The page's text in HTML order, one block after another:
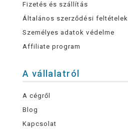
Fizetés és szállítás
Általános szerződési feltételek
Személyes adatok védelme
Affiliate program
A vállalatról
A cégről
Blog
Kapcsolat